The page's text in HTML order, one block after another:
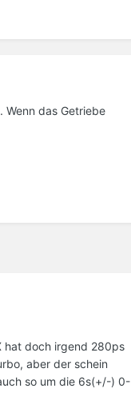
Wenn das Getriebe
hat doch irgend 280ps
aber der schein
so um die 6s(+/-) 0-